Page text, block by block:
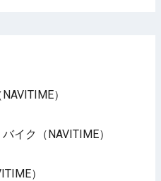
）
イク（NAVITIME）
）